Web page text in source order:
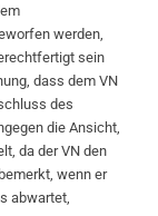
werden,
sein
dass dem VN
des
die Ansicht,
da der VN den
wenn er
abwartet,